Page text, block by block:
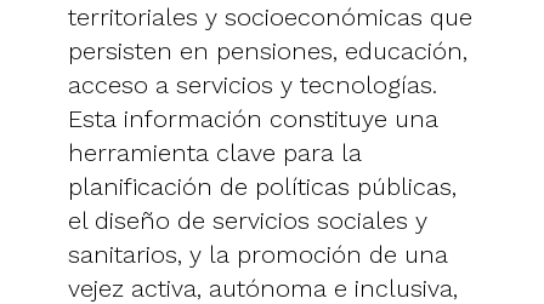
territoriales y socioeconómicas que
persisten en pensiones, educación,
acceso a servicios y tecnologías.
Esta información constituye una
herramienta clave para la
planificación de políticas públicas,
el diseño de servicios sociales y
sanitarios, y la promoción de una
vejez activa, autónoma e inclusiva,